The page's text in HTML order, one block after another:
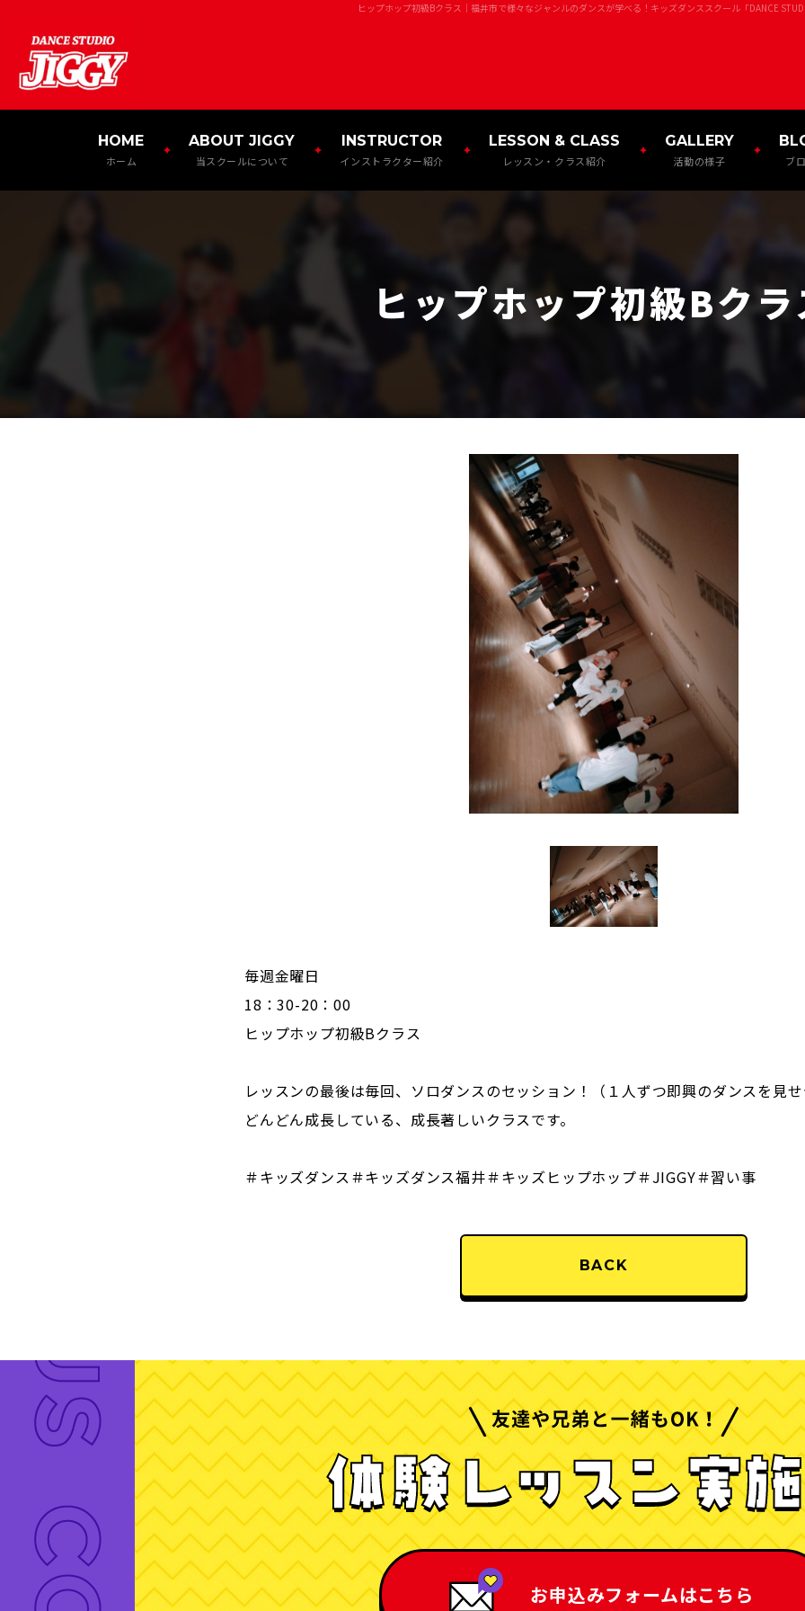
ヒップホップ初級Bクラス ｜福井市で様々なジャンルのダンスが学べる！キッズダンススクール「DANCE
HOME
ホーム
ABOUT JIGGY
当スクールについて
INSTRUCTOR
インストラクター紹介
LESSON & CLASS
レッスン・クラス紹介
GALLERY
活動の様子 ブ
ヒップホップ初級Bク
毎週金曜日
18：30-20：00
ヒップホップ初級Bクラス
レッスンの最後は毎回、ソロダンスのセッション！（１人ずつ即興のダンスを見
どんどん成長している、成長著しいクラスです。
＃キッズダンス＃キッズダンス福井＃キッズヒップホップ＃JIGGY＃習い事
BACK
お申込みフォームはこちら